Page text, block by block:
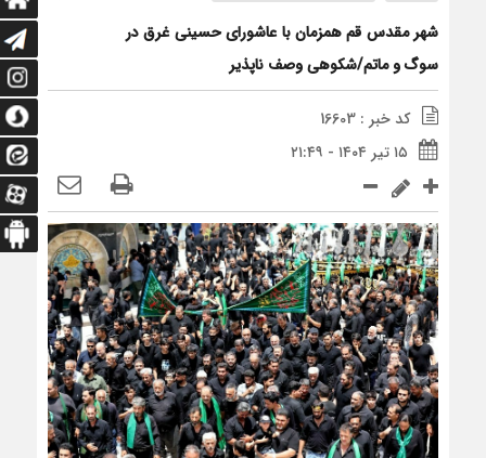
شهر مقدس قم همزمان با عاشورای حسینی غرق در
سوگ و ماتم/شکوهی وصف ناپذیر
کد خبر : 16603
۱۵ تیر ۱۴۰۴ - ۲۱:۴۹